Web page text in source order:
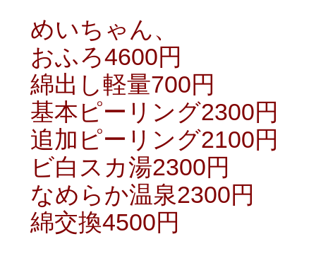
めいちゃん、
おふろ4600円
綿出し軽量700円
基本ピーリング2300円
追加ピーリング2100円
ビ白スカ湯2300円
なめらか温泉2300円
綿交換4500円